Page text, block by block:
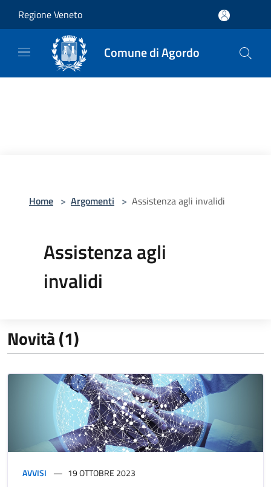
Regione Veneto
Comune di Agordo
Home > Argomenti > Assistenza agli invalidi
Assistenza agli
invalidi
Novità (1)
AVVISI 19 OTTOBRE 2023